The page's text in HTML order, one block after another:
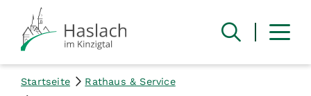
Startseite
Rathaus & Service